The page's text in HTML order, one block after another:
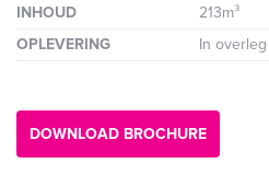
INHOUD
213m³
OPLEVERING
In overleg
DOWNLOAD BROCHURE